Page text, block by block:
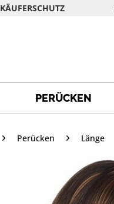
KÄUFERSCHUTZ
PERÜCKEN
Perücken Länge